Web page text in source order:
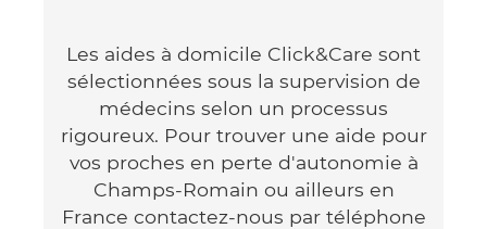
Les aides à domicile Click&Care sont
sélectionnées sous la supervision de
médecins selon un processus
rigoureux. Pour trouver une aide pour
vos proches en perte d'autonomie à
Champs-Romain ou ailleurs en
France contactez-nous par téléphone